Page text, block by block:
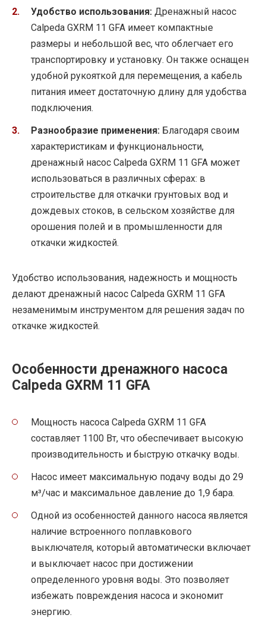
Удобство использования: Дренажный насос
Calpeda GXRM 11 GFA имеет компактные
размеры и небольшой вес, что облегчает его
транспортировку и установку. Он также оснащен
удобной рукояткой для перемещения, а кабель
питания имеет достаточную длину для удобства
подключения.
Разнообразие применения: Благодаря своим
характеристикам и функциональности,
дренажный насос Calpeda GXRM 11 GFA может
использоваться в различных сферах: в
строительстве для откачки грунтовых вод и
дождевых стоков, в сельском хозяйстве для
орошения полей и в промышленности для
откачки жидкостей.
Удобство использования, надежность и мощность
делают дренажный насос Calpeda GXRM 11 GFA
незаменимым инструментом для решения задач по
откачке жидкостей.
Особенности дренажного насоса
Calpeda GXRM 11 GFA
Мощность насоса Calpeda GXRM 11 GFA
составляет 1100 Вт, что обеспечивает высокую
производительность и быструю откачку воды.
Насос имеет максимальную подачу воды до 29
м³/час и максимальное давление до 1,9 бара.
Одной из особенностей данного насоса является
наличие встроенного поплавкового
выключателя, который автоматически включает
и выключает насос при достижении
определенного уровня воды. Это позволяет
избежать повреждения насоса и экономит
энергию.